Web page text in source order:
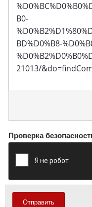
B0-
BD%D0%B8-
21013/
Проверка
Отправить